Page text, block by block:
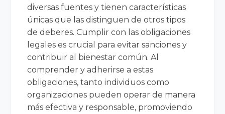
diversas fuentes y tienen características
únicas que las distinguen de otros tipos
de deberes. Cumplir con las obligaciones
legales es crucial para evitar sanciones y
contribuir al bienestar común. Al
comprender y adherirse a estas
obligaciones, tanto individuos como
organizaciones pueden operar de manera
más efectiva y responsable, promoviendo